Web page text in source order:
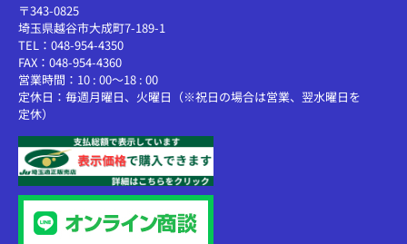
〒343-0825
埼玉県越谷市大成町7-189-1
TEL：048-954-4350
FAX：048-954-4360
営業時間：10 : 00～18 : 00
定休日：毎週月曜日、火曜日（※祝日の場合は営業、翌水曜日を
定休）